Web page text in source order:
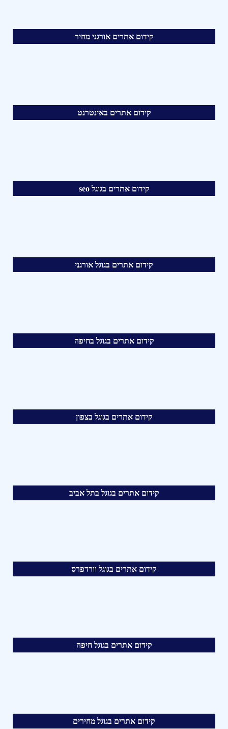
קידום אתרים אורגני מחיר
קידום אתרים באינטרנט
קידום אתרים בגוגל seo
קידום אתרים בגוגל אורגני
קידום אתרים בגוגל בחיפה
קידום אתרים בגוגל בצפון
קידום אתרים בגוגל בתל אביב
קידום אתרים בגוגל וורדפרס
קידום אתרים בגוגל חיפה
קידום אתרים בגוגל מחירים